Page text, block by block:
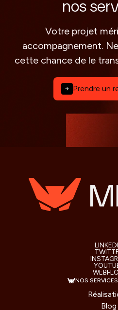
nos
Votre projet
accompagnement.
cette chance de le
Prendre un
NOS SERVICES
Blog